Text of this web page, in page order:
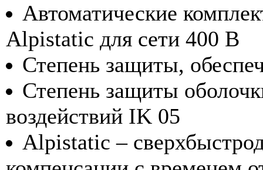
Автоматические
Alpistatic для сети 400 В
Степень защиты,
Степень защиты
воздействий IK 05
Alpistatic –